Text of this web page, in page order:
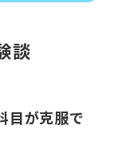
談
目が克服で